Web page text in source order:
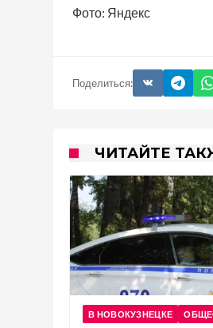
Фото: Яндекс
Поделиться:
ЧИТАЙТЕ
В НОВОКУЗНЕЦКЕ